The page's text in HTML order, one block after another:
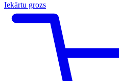
Iekārtu grozs